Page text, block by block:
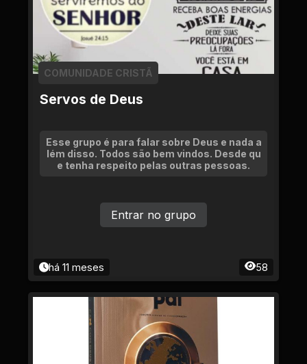
Servos de Deus
COMUNIDADE CRISTÃ
Esse grupo é para falar sobre Deus e nada a
lém disso. Todos são bem vindos. Desde qu
e tenha respeito pelas outras pessoas.
há 11 meses 58
Entrar no grupo